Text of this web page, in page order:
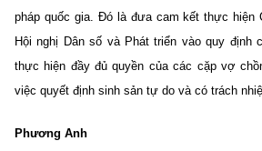
pháp quốc gia. Đó là đưa cam kết thực hiện
Hội nghị Dân số và Phát triển vào quy định
thực hiện đầy đủ quyền của các cặp vợ
việc quyết định sinh sản tự do và có trách
Phương Anh